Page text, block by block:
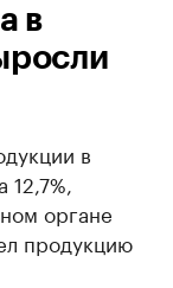
в
в
органе
продукцию